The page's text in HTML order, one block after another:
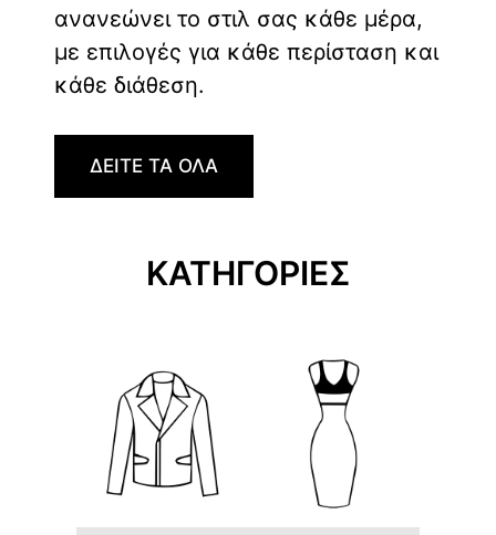
ανανεώνει το στιλ σας κάθε μέρα,
με επιλογές για κάθε περίσταση και
κάθε διάθεση.
ΔΕΙΤΕ ΤΑ ΟΛΑ
ΚΑΤΗΓΟΡΙΕΣ